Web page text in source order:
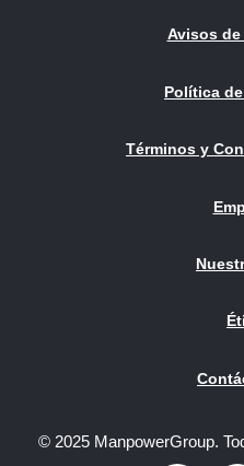
Avisos
Política
Términos y
© 2025 ManpowerGroup.